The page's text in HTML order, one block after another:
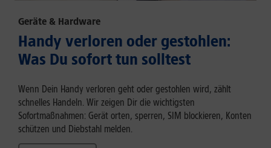
Geräte & Hardware
Handy verloren oder gestohlen:
Was Du sofort tun solltest
Wenn Dein Handy verloren geht oder gestohlen wird, zählt
schnelles Handeln. Wir zeigen Dir die wichtigsten
Sofortmaßnahmen: Gerät orten, sperren, SIM blockieren, Konten
schützen und Diebstahl melden.